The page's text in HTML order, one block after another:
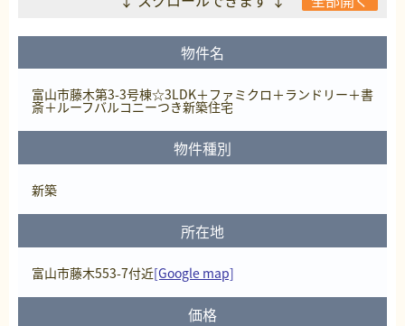
物件名
富山市藤木第3-3号棟☆3LDK＋ファミクロ＋ランドリー＋書
斎＋ルーフバルコニーつき新築住宅
物件種別
新築
所在地
富山市藤木553-7付近[Google map]
価格